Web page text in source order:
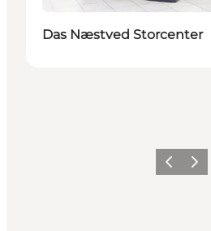
Das Næstved Storcenter
ZurückWeiter